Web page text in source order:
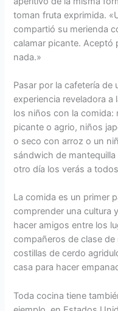
toman fruta exprimida.
compartió su merienda
calamar picante. Aceptó
nada.»
Pasar por la cafetería de
experiencia reveladora a
los niños con la
picante o agrio, niños
o seco con arroz o un
sándwich de
otro día los verás a
La comida es un primer
comprender una cultura
hacer amigos entre los
compañeros de clase
costillas de cerdo
casa para hacer
Toda cocina tiene